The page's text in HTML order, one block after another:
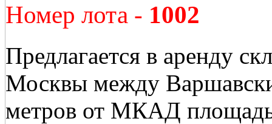
Номер лота - 1002
Предлагается в аренду
Москвы между
метров от МКАД